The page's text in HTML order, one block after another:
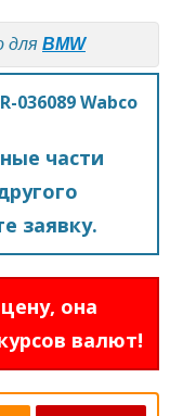
для BMW
036089 Wabco
части
заявку.
она
валют!